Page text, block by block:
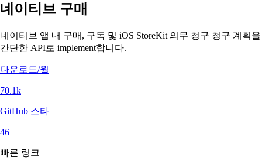
네이티브 구매
네이티브 앱 내 구매, 구독 및 iOS StoreKit 의무 청구 청구 계획을
간단한 API로 implement합니다.
다운로드/월
70.1k
GitHub 스타
46
빠른 링크